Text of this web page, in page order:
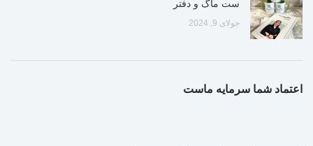
ست ماگ و دفتر
جولای 9, 2024
اعتماد شما سرمایه ماست